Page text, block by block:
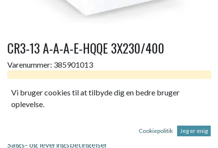
CR3-13 A-A-A-E-HQQE 3X230/400
Varenummer: 385901013
Salgs- og leveringsbetingelser
Vi bruger cookies til at tilbyde dig en bedre bruger
oplevelse.
Cookiepolitik Jeg er enig